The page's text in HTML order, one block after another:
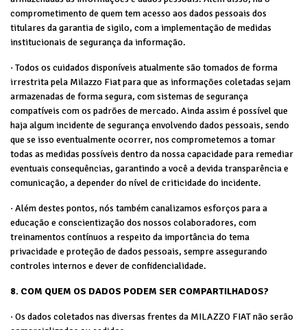
comprometimento de quem tem acesso aos dados pessoais dos
titulares da garantia de sigilo, com a implementação de medidas
institucionais de segurança da informação.
· Todos os cuidados disponíveis atualmente são tomados de forma
irrestrita pela Milazzo Fiat para que as informações coletadas sejam
armazenadas de forma segura, com sistemas de segurança
compatíveis com os padrões de mercado. Ainda assim é possível que
haja algum incidente de segurança envolvendo dados pessoais, sendo
que se isso eventualmente ocorrer, nos comprometemos a tomar
todas as medidas possíveis dentro da nossa capacidade para remediar
eventuais consequências, garantindo a você a devida transparência e
comunicação, a depender do nível de criticidade do incidente.
· Além destes pontos, nós também canalizamos esforços para a
educação e conscientização dos nossos colaboradores, com
treinamentos contínuos a respeito da importância do tema
privacidade e proteção de dados pessoais, sempre assegurando
controles internos e dever de confidencialidade.
8. COM QUEM OS DADOS PODEM SER COMPARTILHADOS?
· Os dados coletados nas diversas frentes da MILAZZO FIAT não serão